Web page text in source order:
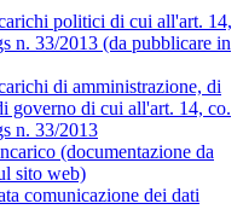
politici di cui all'art. 14,
n. 33/2013 (da pubblicare in
di amministrazione, di
governo di cui all'art. 14, co.
n. 33/2013
(documentazione da
sito web)
comunicazione dei dati